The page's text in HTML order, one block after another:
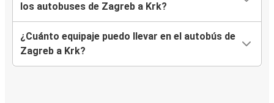
los autobuses de Zagreb a Krk?
¿Cuánto equipaje puedo llevar en el autobús de
Zagreb a Krk?